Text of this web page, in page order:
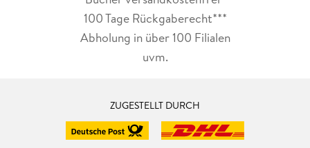
100 Tage Rückgaberecht***
Abholung in über 100 Filialen
uvm.
ZUGESTELLT DURCH